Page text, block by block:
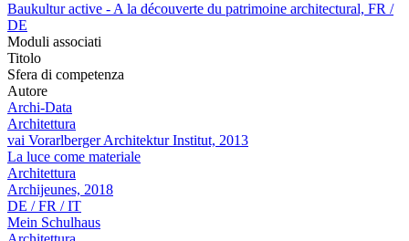
Baukultur active - A la découverte du patrimoine architectural, FR /
DE
Moduli associati
Titolo
Sfera di competenza
Autore
Archi-Data
Architettura
vai Vorarlberger Architektur Institut, 2013
La luce come materiale
Architettura
Archijeunes, 2018
DE / FR / IT
Mein Schulhaus